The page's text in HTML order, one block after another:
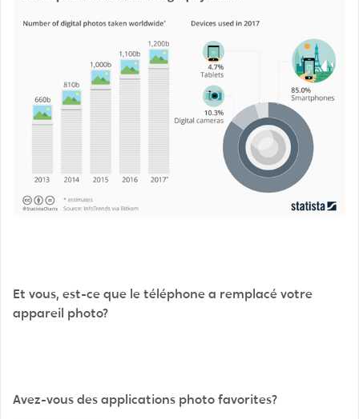
Et vous, est-ce que le téléphone a remplacé votre
appareil photo?
Avez-vous des applications photo favorites?